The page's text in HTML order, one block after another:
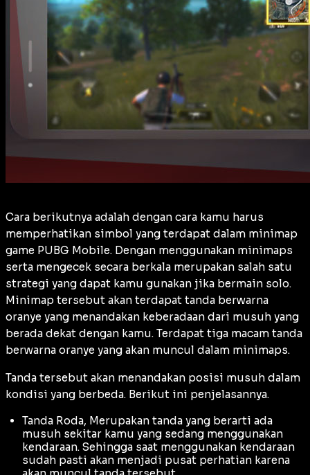
Cara berikutnya adalah dengan cara kamu harus
memperhatikan simbol yang terdapat dalam minimap
game PUBG Mobile. Dengan menggunakan minimaps
serta mengecek secara berkala merupakan salah satu
strategi yang dapat kamu gunakan jika bermain solo.
Minimap tersebut akan terdapat tanda berwarna
oranye yang menandakan keberadaan dari musuh yang
berada dekat dengan kamu. Terdapat tiga macam tanda
berwarna oranye yang akan muncul dalam minimaps.
Tanda tersebut akan menandakan posisi musuh dalam
kondisi yang berbeda. Berikut ini penjelasannya.
Tanda Roda, Merupakan tanda yang berarti ada
musuh sekitar kamu yang sedang menggunakan
kendaraan. Sehingga saat menggunakan kendaraan
sudah pasti akan menjadi pusat perhatian karena